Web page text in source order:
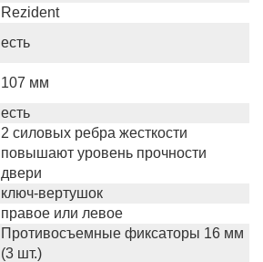
Rezident
есть
107 мм
есть
2 силовых ребра жесткости
повышают уровень прочности
двери
ключ-вертушок
правое или левое
Противосъемные фиксаторы 16 мм
(3 шт.)